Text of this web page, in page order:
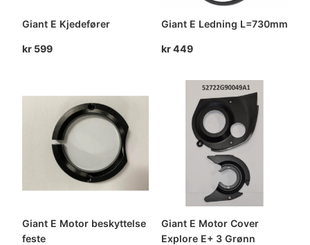
Giant E Kjedefører
kr 599
Giant E Ledning L=730mm
kr449
Giant E Motor beskyttelse
feste
Giant E Motor Cover
Explore E+ 3 Grønn